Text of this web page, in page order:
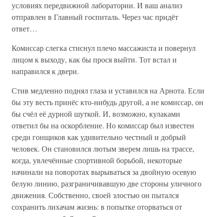
условиях передвижной лаборатории. И ваш анализ
отправлен в Главный госпиталь. Через час придёт
ответ…
Комиссар слегка стиснул плечо массажиста и повернул
лицом к выходу, как бы прося выйти. Тот встал и
направился к двери.
Стив медленно поднял глаза и уставился на Арнота. Если
бы эту весть принёс кто-нибудь другой, а не комиссар, он
бы счёл её дурной шуткой. И, возможно, кулаками
ответил бы на оскорбление. Но комиссар был известен
среди гонщиков как удивительно честный и добрый
человек. Он становился лютым зверем лишь на трассе,
когда, увлечённые спортивной борьбой, некоторые
начинали на поворотах вырываться за двойную осевую
белую линию, разграничивавшую две стороны уличного
движения. Собственно, своей злостью он пытался
сохранить лихачам жизнь: в попытке оторваться от